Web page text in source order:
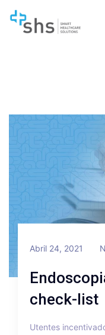
Abril 24, 2021
check-list
Utentes